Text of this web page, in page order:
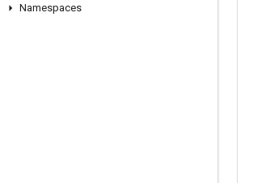
Namespaces